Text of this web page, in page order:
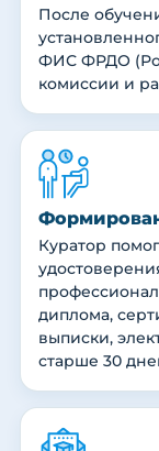
После
ФИС ФРДО
комиссии и
Куратор
диплома,
выписки,
старше 30